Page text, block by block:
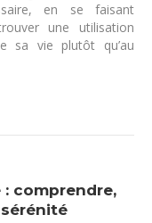
en se faisant
une utilisation
sa vie plutôt qu’au
comprendre,